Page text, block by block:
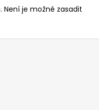
Není je možné zasadit